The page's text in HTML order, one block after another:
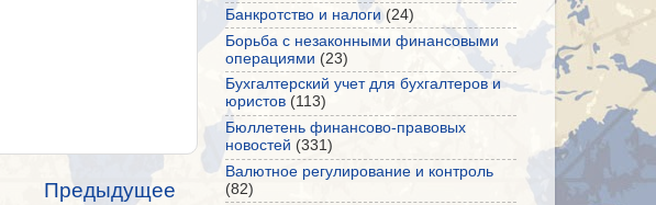
Предыдущее
Банкротство и налоги (24)
Борьба с незаконными финансовыми
операциями (23)
Бухгалтерский учет для бухгалтеров и
юристов (113)
Бюллетень финансово-правовых
новостей (331)
Валютное регулирование и контроль
(82)